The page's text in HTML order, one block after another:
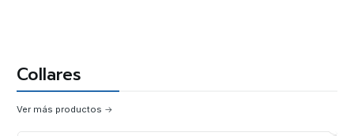
Collares
Ver más productos